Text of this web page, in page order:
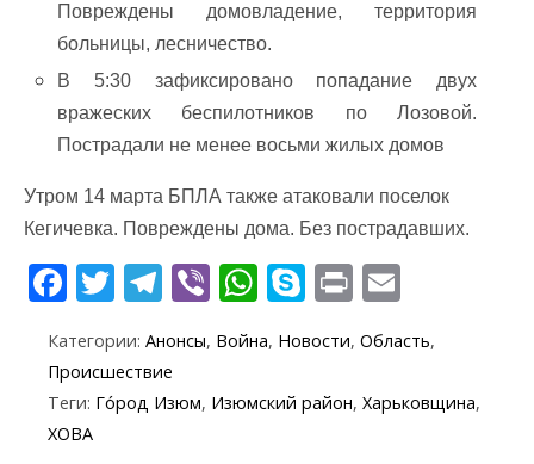
Повреждены домовладение, территория
больницы, лесничество.
В 5:30 зафиксировано попадание двух
вражеских беспилотников по Лозовой.
Пострадали не менее восьми жилых домов
Утром 14 марта БПЛА также атаковали поселок
Кегичевка. Повреждены дома. Без пострадавших.
F
e
b
o
T
itt
er
T
e
gr
Vi
er
W
at
s
S
y
p
Pr
in
t ai
l
Категории: Анонсы, Война, Новости, Область,
Происшествие
Теги: Го́род Изюм, Изюмский район, Харьковщина,
ХОВА